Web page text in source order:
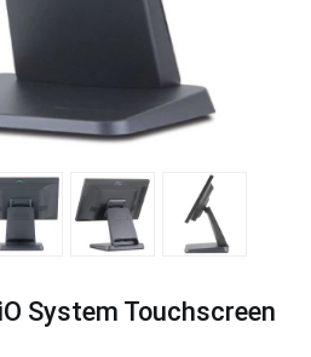
System Touchscreen